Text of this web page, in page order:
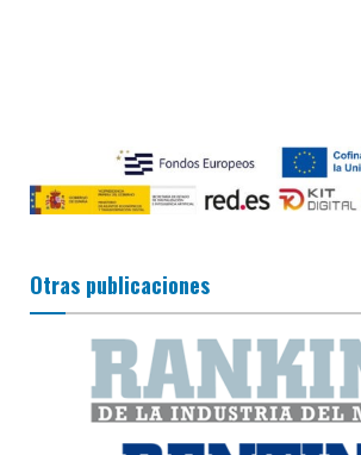
Otras publicaciones